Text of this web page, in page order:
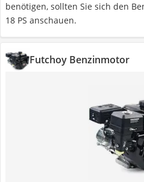
benötigen, sollten Sie sich den
18 PS anschauen.
Futchoy Benzinmotor